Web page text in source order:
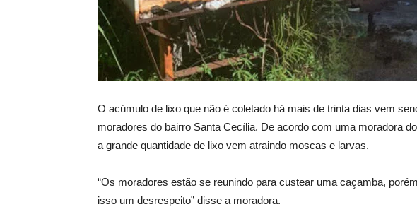
O acúmulo de lixo que não é coletado há mais de trinta dias vem
moradores do bairro Santa Cecília. De acordo com uma moradora
a grande quantidade de lixo vem atraindo moscas e larvas.
“Os moradores estão se reunindo para custear uma caçamba,
isso um desrespeito” disse a moradora.